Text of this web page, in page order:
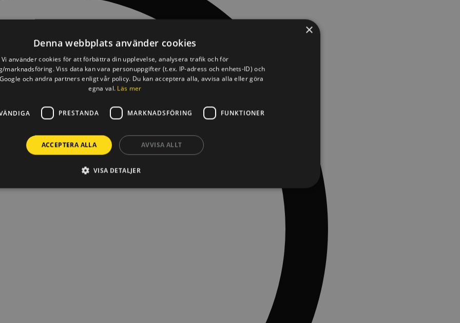
×
Denna webbplats använder cookies
Vi använder cookies för att förbättra din upplevelse, analysera trafik och för
marknadsföring. Viss data kan vara personuppgifter (t.ex. IP-adress och enhets-ID) och
och andra partners enligt vår policy. Du kan acceptera alla, avvisa alla eller göra
egna val. Läs mer
PRESTANDA MARKNADSFÖRING FUNKTIONER
ACCEPTERA ALLA AVVISA ALLT
VISA DETALJER